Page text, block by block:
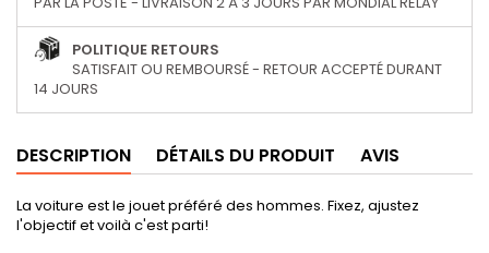
POLITIQUE RETOURS
SATISFAIT OU REMBOURSÉ - RETOUR ACCEPTÉ DURANT
14 JOURS
DESCRIPTION DÉTAILS DU PRODUIT AVIS
La voiture est le jouet préféré des hommes. Fixez, ajustez
l'objectif et voilà c'est parti!